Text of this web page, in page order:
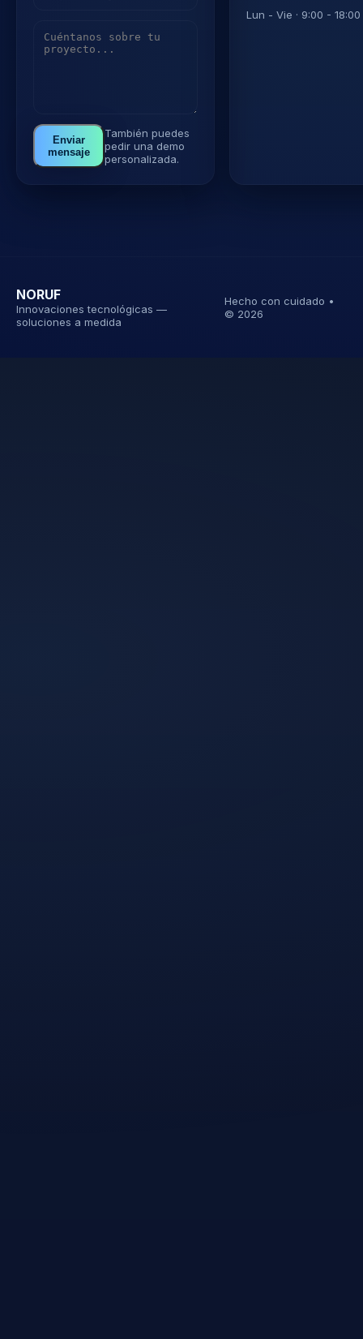
Enviar
mensaje
También puedes
pedir una demo
personalizada.
Lun - Vie · 9:00 -
NORUF
Innovaciones tecnológicas —
soluciones a medida
Hecho con cuidado •
© 2026